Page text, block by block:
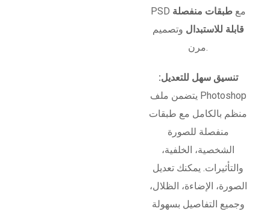
PSD معطبقات منفصلة
قابلة للاستبدال وتصميم
مرن.
تنسيق سهل للتعديل:
يتضمن ملف Photoshop
منظم بالكامل مع طبقات
منفصلة للصورة
الشخصية، الخلفية،
والتأثيرات. يمكنك تعديل
الصورة، الإضاءة، الظلال،
وجميع التفاصيل بسهولة